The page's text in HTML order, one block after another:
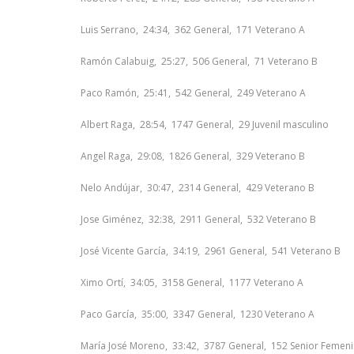
Luis Serrano, 24:34, 362 General, 171 Veterano A
Ramón Calabuig, 25:27, 506 General, 71 Veterano B
Paco Ramón, 25:41, 542 General, 249 Veterano A
Albert Raga, 28:54, 1747 General, 29 Juvenil masculino
Angel Raga, 29:08, 1826 General, 329 Veterano B
Nelo Andújar, 30:47, 2314 General, 429 Veterano B
Jose Giménez, 32:38, 2911 General, 532 Veterano B
José Vicente García, 34:19, 2961 General, 541 Veterano B
Ximo Ortí, 34:05, 3158 General, 1177 Veterano A
Paco García, 35:00, 3347 General, 1230 Veterano A
María José Moreno, 33:42, 3787 General, 152 Senior